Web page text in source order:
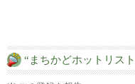
“まちかどホットリス